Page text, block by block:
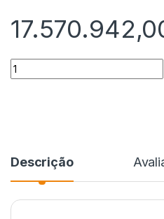
Quantidade
Descrição